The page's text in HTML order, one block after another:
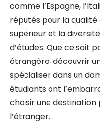
comme l’Espagne,
réputés pour la
supérieur et la
d’études. Que ce soit
étrangère, découvrir
spécialiser dans un
étudiants ont
choisir une destination
l’étranger.